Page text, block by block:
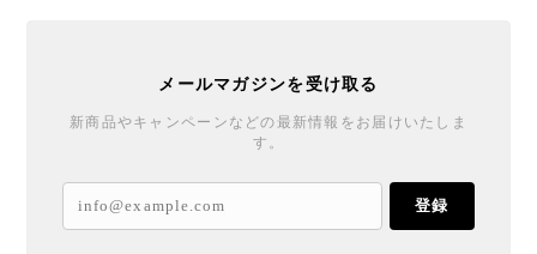
メールマガジンを受け取る
新商品やキャンペーンなどの最新情報をお届けいたしま
す。
登録